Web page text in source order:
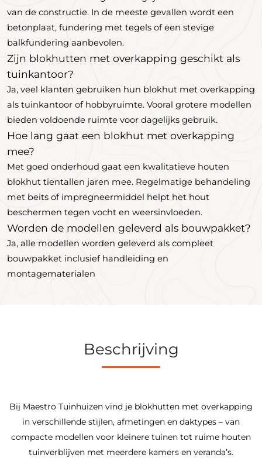
van de constructie. In de meeste gevallen wordt een
betonplaat, fundering met tegels of een stevige
balkfundering aanbevolen.
Zijn blokhutten met overkapping geschikt als
tuinkantoor?
Ja, veel klanten gebruiken hun blokhut met overkapping
als tuinkantoor of hobbyruimte. Vooral grotere modellen
bieden voldoende ruimte voor dagelijks gebruik.
Hoe lang gaat een blokhut met overkapping
mee?
Met goed onderhoud gaat een kwalitatieve houten
blokhut tientallen jaren mee. Regelmatige behandeling
met beits of impregneermiddel helpt het hout
beschermen tegen vocht en weersinvloeden.
Worden de modellen geleverd als bouwpakket?
Ja, alle modellen worden geleverd als compleet
bouwpakket inclusief handleiding en
montagematerialen
Beschrijving
Bij Maestro Tuinhuizen vind je blokhutten met overkapping
in verschillende stijlen, afmetingen en daktypes – van
compacte modellen voor kleinere tuinen tot ruime houten
tuinverblijven met meerdere kamers en veranda’s.